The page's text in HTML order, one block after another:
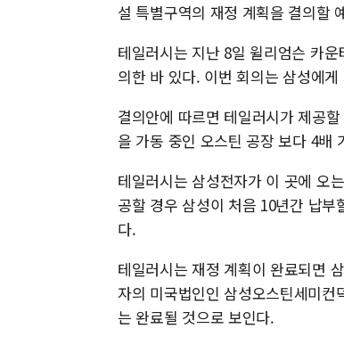
설 특별구역의 재정 계획을 결의할
테일러시는 지난 8일 윌리엄슨 카
의한 바 있다. 이번 회의는 삼성에
결의안에 따르면 테일러시가 제공
을 가동 중인 오스틴 공장 보다 4배
테일러시는 삼성전자가 이 곳에 오
공할 경우 삼성이 처음 10년간 납
다.
테일러시는 재정 계획이 완료되면
자의 미국법인인 삼성오스틴세미
는 완료될 것으로 보인다.